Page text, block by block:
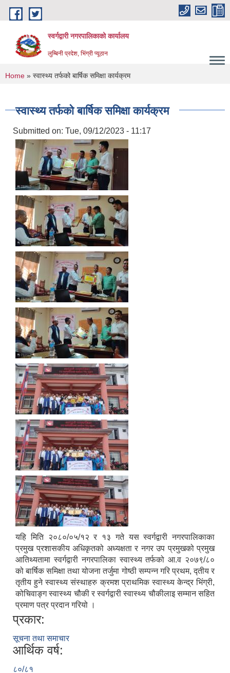
Skip to main content
स्वर्गद्वारी नगरपालिकाको कार्यालय
लुम्बिनी प्रदेश, भिंग्री प्यूठान
You are here
Home » स्वास्थ्य तर्फको बार्षिक समिक्षा कार्यक्रम
स्वास्थ्य तर्फको बार्षिक समिक्षा कार्यक्रम
Submitted on: Tue, 09/12/2023 - 11:17
यहि मिति २०८०/०५/१२ र १३ गते यस स्वर्गद्वारी नगरपालिकाका
प्रमुख प्रशासकीय अधिकृतको अध्यक्षता र नगर उप प्रमुखको प्रमुख
आतिथ्यतामा स्वर्गद्वारी नगरपालिका स्वास्थ्य तर्फको आ.व २०७९/८०
को बार्षिक समिक्षा तथा योजना तर्जुमा गोष्ठी सम्पन्न गरि प्रथम, द्तीय र
तृतीय हुने स्वास्थ्य संस्थाहरु क्रमश प्राथमिक स्वास्थ्य केन्द्र भिंग्री,
कोचिवाङ्ग स्वास्थ्य चौकी र स्वर्गद्वारी स्वास्थ्य चौकीलाइ सम्मान सहित
प्रमाण पत्र प्रदान गरियो ।
प्रकार:
सूचना तथा समाचार
आर्थिक वर्ष:
८०/८१